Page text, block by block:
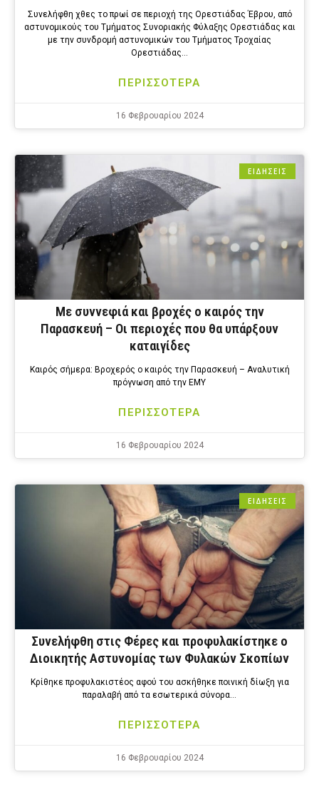
Συνελήφθη χθες το πρωί σε περιοχή της Ορεστιάδας Έβρου, από
αστυνομικούς του Τμήματος Συνοριακής Φύλαξης Ορεστιάδας και
με την συνδρομή αστυνομικών του Τμήματος Τροχαίας
Ορεστιάδας…
ΠΕΡΙΣΣΟΤΕΡΑ
16 Φεβρουαρίου 2024
ΕΙΔΗΣΕΙΣ
Με συννεφιά και βροχές ο καιρός την
Παρασκευή – Οι περιοχές που θα υπάρξουν
καταιγίδες
Καιρός σήμερα: Βροχερός ο καιρός την Παρασκευή – Αναλυτική
πρόγνωση από την EMY
ΠΕΡΙΣΣΟΤΕΡΑ
16 Φεβρουαρίου 2024
ΕΙΔΗΣΕΙΣ
Συνελήφθη στις Φέρες και προφυλακίστηκε ο
Διοικητής Αστυνομίας των Φυλακών Σκοπίων
Κρίθηκε προφυλακιστέος αφού του ασκήθηκε ποινική δίωξη για
παραλαβή από τα εσωτερικά σύνορα…
ΠΕΡΙΣΣΟΤΕΡΑ
16 Φεβρουαρίου 2024